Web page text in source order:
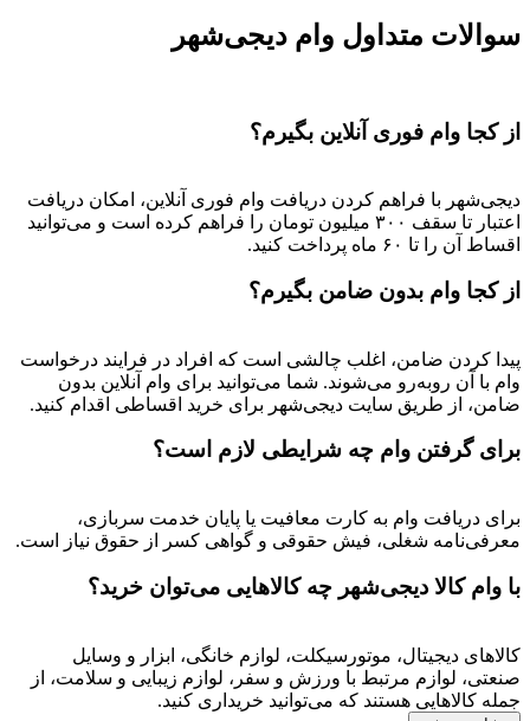
سوالات متداول وام دیجی‌شهر
از کجا وام فوری آنلاین بگیرم؟
دیجی‌شهر با فراهم کردن دریافت وام فوری آنلاین، امکان دریافت
اعتبار تا سقف ۳۰۰ میلیون تومان را فراهم کرده است و می‌توانید
اقساط آن را تا ۶۰ ماه پرداخت کنید.
از کجا وام بدون ضامن بگیرم؟
پیدا کردن ضامن، اغلب چالشی است که افراد در فرایند درخواست
وام با آن روبه‌رو می‌شوند. شما می‌توانید برای وام آنلاین بدون
ضامن، از طریق سایت دیجی‌شهر برای خرید اقساطی اقدام کنید.
برای گرفتن وام چه شرایطی لازم است؟
برای دریافت وام به کارت معافیت یا پایان خدمت سربازی،
معرفی‌نامه شغلی، فیش حقوقی و گواهی کسر از حقوق نیاز است.
با وام کالا دیجی‌شهر چه کالاهایی می‌توان خرید؟
کالاهای دیجیتال، موتورسیکلت، لوازم خانگی، ابزار و وسایل
صنعتی، لوازم مرتبط با ورزش و سفر، لوازم زیبایی و سلامت، از
جمله کالاهایی هستند که می‌توانید خریداری کنید.